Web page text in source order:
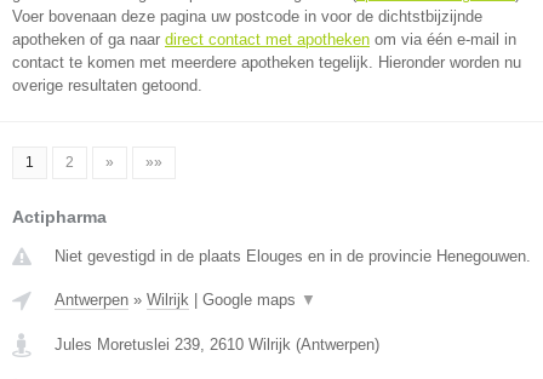
Voer bovenaan deze pagina uw postcode in voor de dichtstbijzijnde
apotheken of ga naar direct contact met apotheken om via één e-mail in
contact te komen met meerdere apotheken tegelijk. Hieronder worden nu
overige resultaten getoond.
1 2 » »»
Actipharma
Niet gevestigd in de plaats Elouges en in de provincie Henegouwen.
Antwerpen » Wilrijk Google maps ▼
Jules Moretuslei 239, 2610 Wilrijk (Antwerpen)